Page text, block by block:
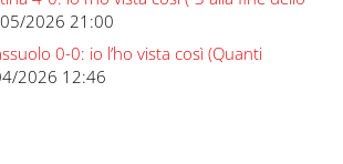
2026 21:00
0-0: io l’ho vista così (Quanti
2026 12:46